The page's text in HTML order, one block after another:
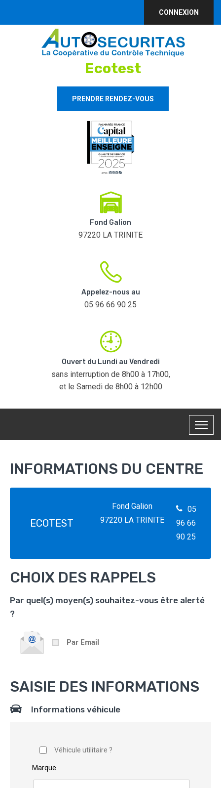
CONNEXION
Ecotest
PRENDRE RENDEZ-VOUS
Fond Galion
97220 LA TRINITE
Appelez-nous au
05 96 66 90 25
Ouvert du Lundi au Vendredi
sans interruption de 8h00 à 17h00,
et le Samedi de 8h00 à 12h00
INFORMATIONS DU CENTRE
ECOTEST
Fond Galion
97220 LA TRINITE
05
96 66
90 25
CHOIX DES RAPPELS
Par quel(s) moyen(s) souhaitez-vous être alerté
?
Par Email
SAISIE DES INFORMATIONS
Informations véhicule
Véhicule utilitaire ?
Marque